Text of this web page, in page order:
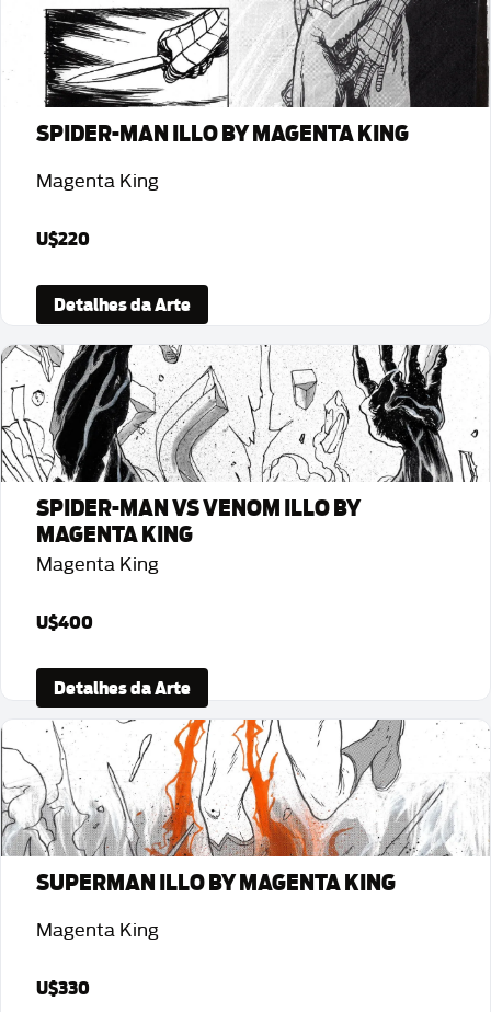
SPIDER-MAN ILLO BY MAGENTA KING
Magenta King
U$220
Detalhes da Arte
SPIDER-MAN VS VENOM ILLO BY
MAGENTA KING
Magenta King
U$400
Detalhes da Arte
SUPERMAN ILLO BY MAGENTA KING
Magenta King
U$330